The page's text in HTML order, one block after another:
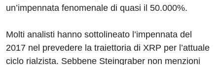
un’impennata fenomenale di quasi il 50.000%.
Molti analisti hanno sottolineato l’impennata del
2017 nel prevedere la traiettoria di XRP per l’attuale
ciclo rialzista. Sebbene Steingraber non menzioni